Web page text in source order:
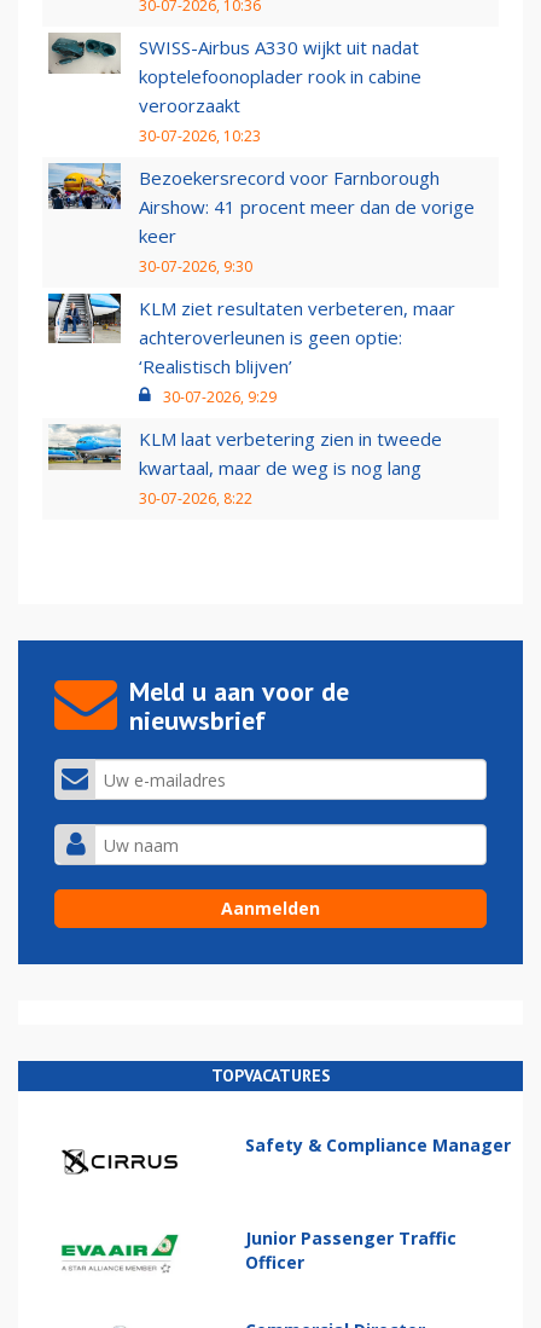
30-07-2026, 10:36
SWISS-Airbus A330 wijkt uit nadat
koptelefoonoplader rook in cabine
veroorzaakt
30-07-2026, 10:23
Bezoekersrecord voor Farnborough
Airshow: 41 procent meer dan de vorige
keer
30-07-2026, 9:30
KLM ziet resultaten verbeteren, maar
achteroverleunen is geen optie:
‘Realistisch blijven’
30-07-2026, 9:29
KLM laat verbetering zien in tweede
kwartaal, maar de weg is nog lang
30-07-2026, 8:22
Meld u aan voor de
nieuwsbrief
TOPVACATURES
Safety & Compliance Manager
Junior Passenger Traffic
Officer